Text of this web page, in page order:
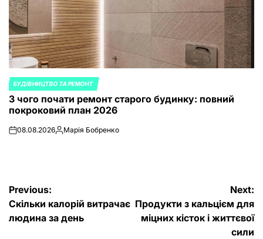
POSTED
IN
БУДІВНИЦТВО ТА РЕМОНТ
З чого почати ремонт старого будинку: повний
покроковий план 2026
on08.08.2026Posted
Марія Бобренко
Post
navigation
Previous:
Скільки калорій витрачає
людина за день
Next:
Продукти з кальцієм для
міцних кісток і життєвої
сили